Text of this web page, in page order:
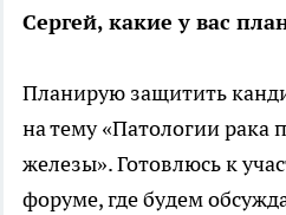
Сергей, какие у вас
Планирую защитить
на тему «Патологии рака
железы». Готовлюсь к
форуме, где будем